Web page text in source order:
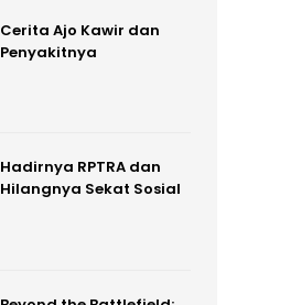
Cerita Ajo Kawir dan
Penyakitnya
Hadirnya RPTRA dan
Hilangnya Sekat Sosial